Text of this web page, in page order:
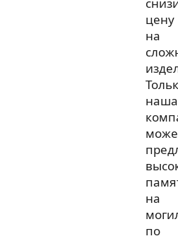
цену
на
наша
на
по